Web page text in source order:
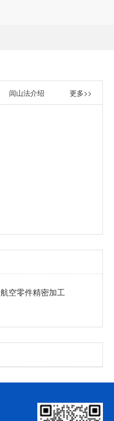
更多>>
闾山法介绍
航空零件精密加工